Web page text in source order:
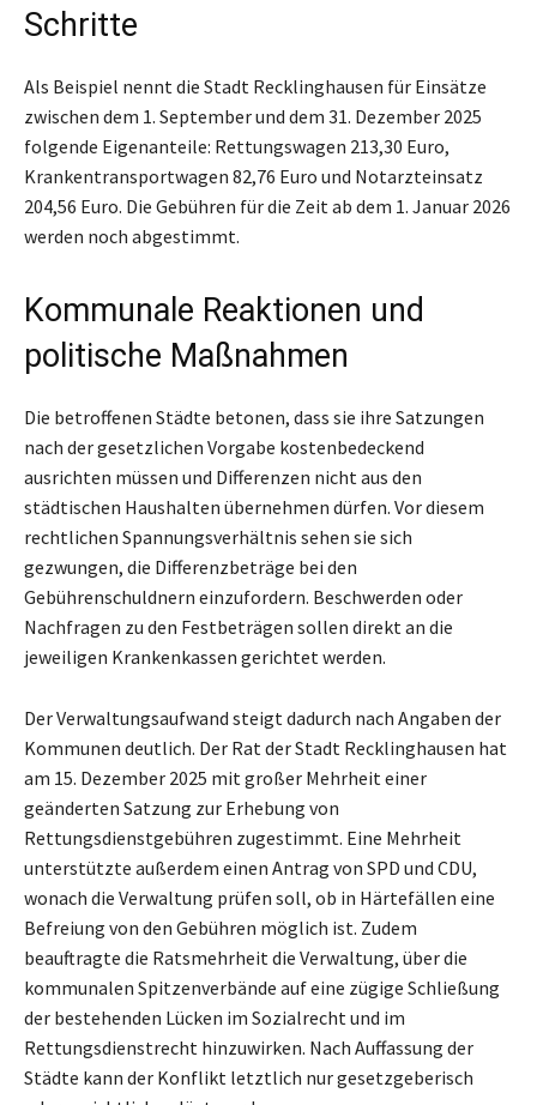
Schritte
Als Beispiel nennt die Stadt Recklinghausen für Einsätze
zwischen dem 1. September und dem 31. Dezember 2025
folgende Eigenanteile: Rettungswagen 213,30 Euro,
Krankentransportwagen 82,76 Euro und Notarzteinsatz
204,56 Euro. Die Gebühren für die Zeit ab dem 1. Januar 2026
werden noch abgestimmt.
Kommunale Reaktionen und
politische Maßnahmen
Die betroffenen Städte betonen, dass sie ihre Satzungen
nach der gesetzlichen Vorgabe kostenbedeckend
ausrichten müssen und Differenzen nicht aus den
städtischen Haushalten übernehmen dürfen. Vor diesem
rechtlichen Spannungsverhältnis sehen sie sich
gezwungen, die Differenzbeträge bei den
Gebührenschuldnern einzufordern. Beschwerden oder
Nachfragen zu den Festbeträgen sollen direkt an die
jeweiligen Krankenkassen gerichtet werden.
Der Verwaltungsaufwand steigt dadurch nach Angaben der
Kommunen deutlich. Der Rat der Stadt Recklinghausen hat
am 15. Dezember 2025 mit großer Mehrheit einer
geänderten Satzung zur Erhebung von
Rettungsdienstgebühren zugestimmt. Eine Mehrheit
unterstützte außerdem einen Antrag von SPD und CDU,
wonach die Verwaltung prüfen soll, ob in Härtefällen eine
Befreiung von den Gebühren möglich ist. Zudem
beauftragte die Ratsmehrheit die Verwaltung, über die
kommunalen Spitzenverbände auf eine zügige Schließung
der bestehenden Lücken im Sozialrecht und im
Rettungsdienstrecht hinzuwirken. Nach Auffassung der
Städte kann der Konflikt letztlich nur gesetzgeberisch